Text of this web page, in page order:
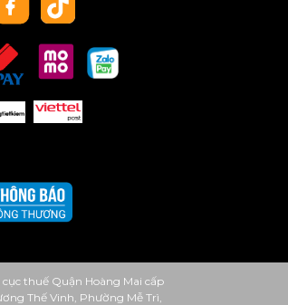
cục thuế Quận Hoàng Mai cấp
Thế Vinh, Phường Mễ Trì,